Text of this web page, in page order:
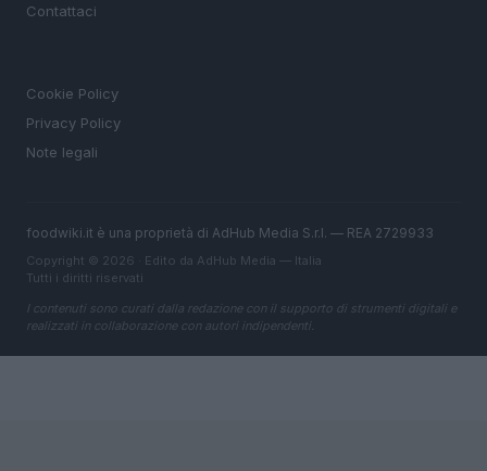
Contattaci
Cookie Policy
Privacy Policy
Note legali
foodwiki.it è una proprietà di AdHub Media S.r.l. — REA 2729933
Copyright © 2026 · Edito da AdHub Media — Italia
Tutti i diritti riservati
I contenuti sono curati dalla redazione con il supporto di strumenti digitali e
realizzati in collaborazione con autori indipendenti.